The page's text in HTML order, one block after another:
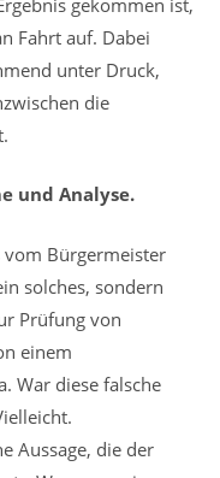
Fahrt auf. Dabei
unter Druck,
die
und Analyse.
vom Bürgermeister
solches, sondern
Prüfung von
einem
War diese falsche
Aussage, die der